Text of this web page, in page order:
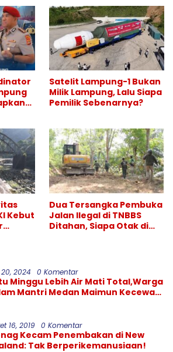
Berlanjut
Satelit Lampung-1 Bukan
Milik Lampung, Lalu Siapa
Pemilik Sebenarnya?
Kebut
Dua Tersangka Pembuka
Jalan Ilegal di TNBBS
Ditahan, Siapa Otak di
2024 0 Komentar
Minggu Lebih Air Mati Total,Warga
Mantri Medan Maimun Kecewa
16, 2019 0 Komentar
Kecam Penembakan di New
Tak Berperikemanusiaan!